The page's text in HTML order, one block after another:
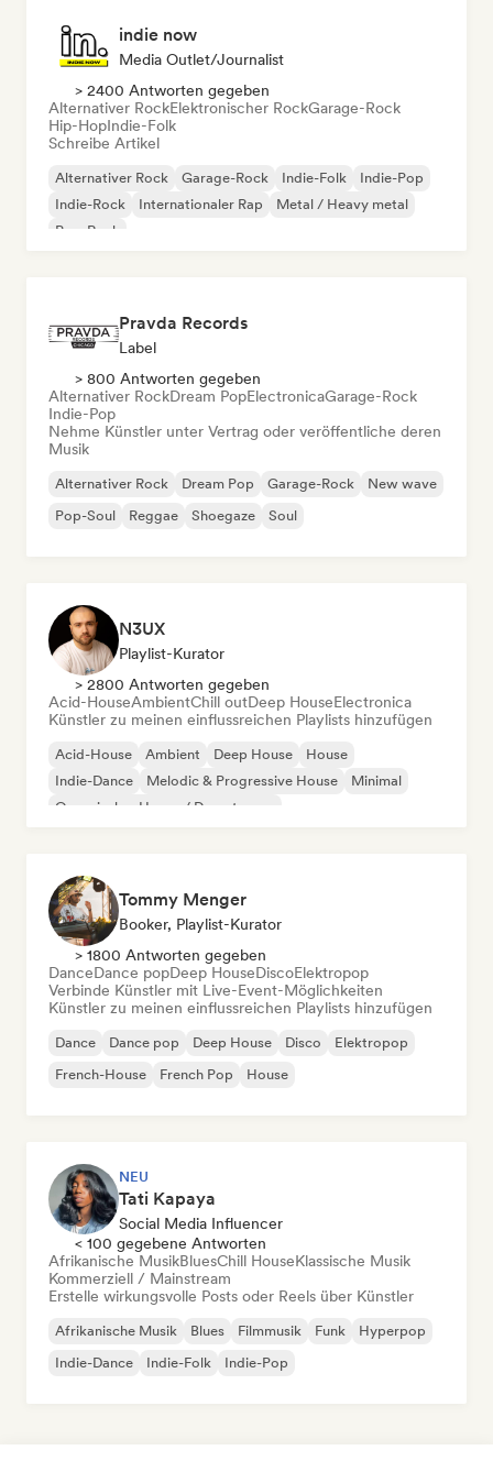
indie now
Media Outlet/Journalist
> 2400 Antworten gegeben
Alternativer RockElektronischer RockGarage-Rock
Hip-HopIndie-Folk
Schreibe Artikel
Alternativer Rock Garage-Rock Indie-Folk
Indie-Pop
Indie-Rock
Internationaler Rap
Metal / Heavy metal
Pop-Rock
Pravda Records
Label
> 800 Antworten gegeben
Alternativer RockDream PopElectronicaGarage-Rock
Indie-Pop
Nehme Künstler unter Vertrag oder veröffentliche deren
Musik
Alternativer Rock Dream Pop Garage-Rock
New wave
Pop-Soul
Reggae Shoegaze Soul
N3UX
Playlist-Kurator
> 2800 Antworten gegeben
Acid-HouseAmbientChill outDeep HouseElectronica
Künstler zu meinen einflussreichen Playlists hinzufügen
Acid-House Ambient Deep House
House
Indie-Dance
Melodic & Progressive House
Minimal
Organischer House / Downtempo
Tommy Menger
Booker, Playlist-Kurator
> 1800 Antworten gegeben
DanceDance popDeep HouseDiscoElektropop
Verbinde Künstler mit Live-Event-Möglichkeiten
Künstler zu meinen einflussreichen Playlists hinzufügen
Dance Dance pop Deep House Disco
Elektropop
French-House
French Pop House
NEU
Tati Kapaya
Social Media Influencer
< 100 gegebene Antworten
Afrikanische MusikBluesChill HouseKlassische Musik
Kommerziell / Mainstream
Erstelle wirkungsvolle Posts oder Reels über Künstler
Afrikanische Musik Blues Filmmusik Funk
Hyperpop
Indie-Dance
Indie-Folk Indie-Pop